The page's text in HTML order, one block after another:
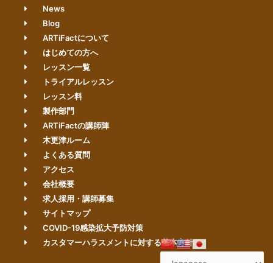
News
Blog
ARTiFactについて
はじめての方へ
レッスン一覧
トライアルレッスン
レッスン料
製作部門
ARTiFactの講師陣
木更津ルーム
よくある質問
アクセス
会社概要
求人採用・講師募集
サイトマップ
COVID-19感染拡大予防対策
カスタマーハラスメントに対する基本方針